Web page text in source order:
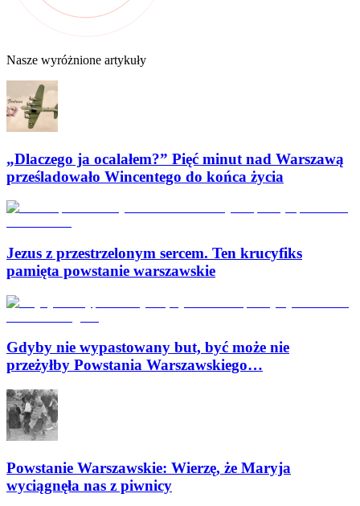
Nasze wyróżnione artykuły
„Dlaczego ja ocalałem?” Pięć minut nad Warszawą
prześladowało Wincentego do końca życia
Jezus z przestrzelonym sercem. Ten krucyfiks
pamięta powstanie warszawskie
Gdyby nie wypastowany but, być może nie
przeżyłby Powstania Warszawskiego…
Powstanie Warszawskie: Wierzę, że Maryja
wyciągnęła nas z piwnicy